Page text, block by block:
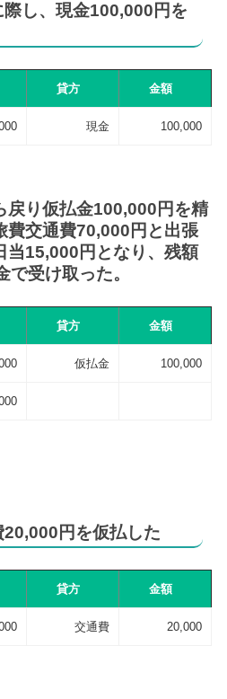
し、現金100,000円を
貸方 金額
現金 100,000
戻り仮払金100,000円を精
費交通費70,000円と出張
当15,000円となり、残額
受け取った。
貸方 金額
仮払金 100,000
20,000円を仮払した
貸方 金額
交通費 20,000